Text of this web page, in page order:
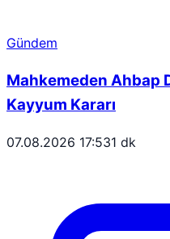
Gündem
Mahkemeden Ahbap
Kayyum Kararı
07.08.2026 17:531 dk